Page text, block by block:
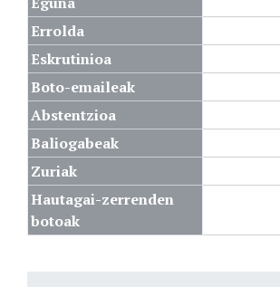
Errolda
Eskrutinioa
Boto-emaileak
Abstentzioa
Baliogabeak
Zuriak
Hautagai-zerrenden
botoak